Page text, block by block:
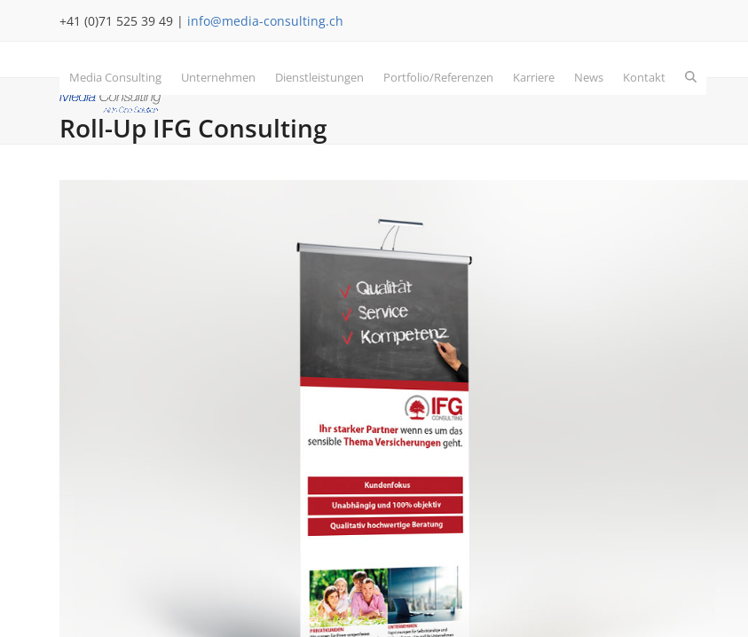
+41 (0)71 525 39 49 | info@media-consulting.ch
Media Consulting Unternehmen Dienstleistungen Portfolio/Referenzen Karriere News Kontakt
Roll-Up IFG Consulting